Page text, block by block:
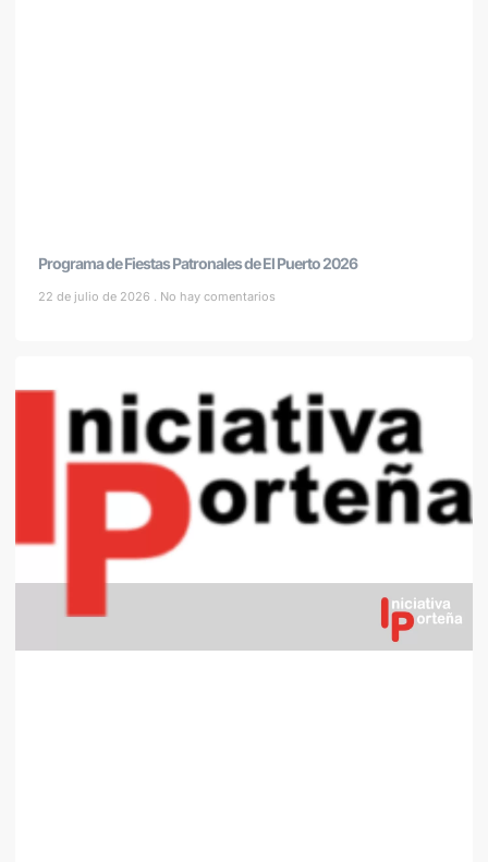
Programa de Fiestas Patronales de El Puerto 2026
22 de julio de 2026 No hay comentarios